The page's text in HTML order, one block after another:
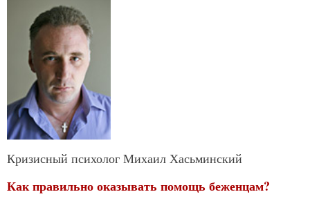
Кризисный психолог Михаил Хасьминский
Как правильно оказывать помощь беженцам?